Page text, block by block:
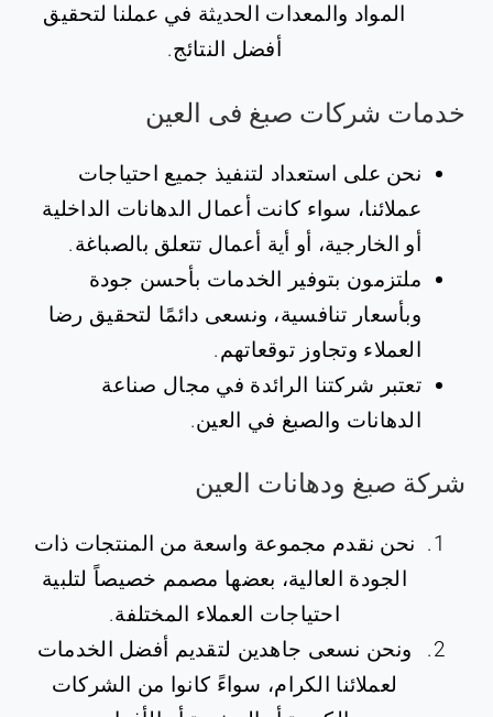
المواد والمعدات الحديثة في عملنا لتحقيق
أفضل النتائج.
‏خدمات شركات صبغ فى العين
نحن على استعداد لتنفيذ جميع احتياجات
عملائنا، سواء كانت أعمال الدهانات الداخلية
أو الخارجية، أو أية أعمال تتعلق بالصباغة.
ملتزمون بتوفير الخدمات بأحسن جودة
وبأسعار تنافسية، ونسعى دائمًا لتحقيق رضا
العملاء وتجاوز توقعاتهم.
تعتبر شركتنا الرائدة في مجال صناعة
الدهانات والصبغ في العين.
شركة صبغ ودهانات العين
نحن نقدم مجموعة واسعة من المنتجات ذات
الجودة العالية، بعضها مصمم خصيصاً لتلبية
احتياجات العملاء المختلفة.
ونحن نسعى جاهدين لتقديم أفضل الخدمات
لعملائنا الكرام، سواءً كانوا من الشركات